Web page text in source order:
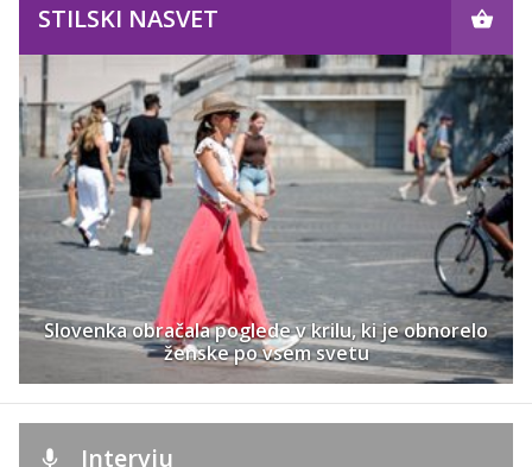
STILSKI NASVET
Slovenka obračala poglede v krilu, ki je obnorelo
ženske po vsem svetu
Intervju